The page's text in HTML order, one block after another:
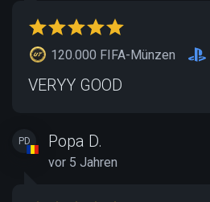
120.000 FIFA-Münzen
VERYY GOOD
PD Popa D.
vor 5 Jahren